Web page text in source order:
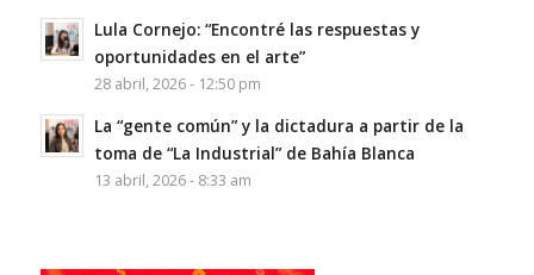
Lula Cornejo: “Encontré las respuestas y
oportunidades en el arte”
28 abril, 2026 - 12:50 pm
La “gente común” y la dictadura a partir de la
toma de “La Industrial” de Bahía Blanca
13 abril, 2026 - 8:33 am